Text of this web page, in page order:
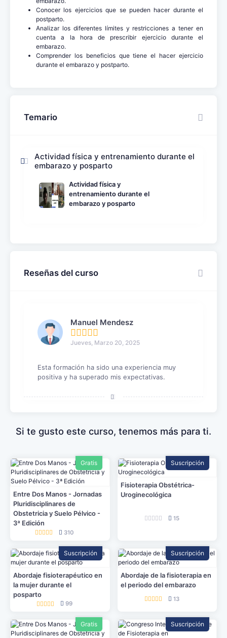
Conocer los ejercicios que se pueden hacer durante el
postparto.
Analizar los diferentes límites y restricciones a tener en
cuenta a la hora de prescribir ejercicio durante el
embarazo.
Comprender los beneficios que tiene el hacer ejercicio
durante el embarazo y postparto.
Temario
Actividad física y entrenamiento durante el
embarazo y posparto
Actividad física y
entrenamiento durante el
embarazo y posparto
Reseñas del curso
Manuel Mendesz
Jueves, Marzo 20, 2025
Esta formación ha sido una experiencia muy
positiva y ha superado mis expectativas.
Si te gusto este curso, tenemos más para ti.
Gratis
Entre Dos Manos - Jornadas
Pluridisciplinares de
Obstetricia y Suelo Pélvico -
3ª Edición
310
Suscripción
Fisioterapia Obstétrica-
Uroginecológica
15
Suscripción
Abordaje fisioterapéutico en
la mujer durante el
posparto
99
Suscripción
Abordaje de la fisioterapia en
el periodo del embarazo
13
Gratis Suscripción